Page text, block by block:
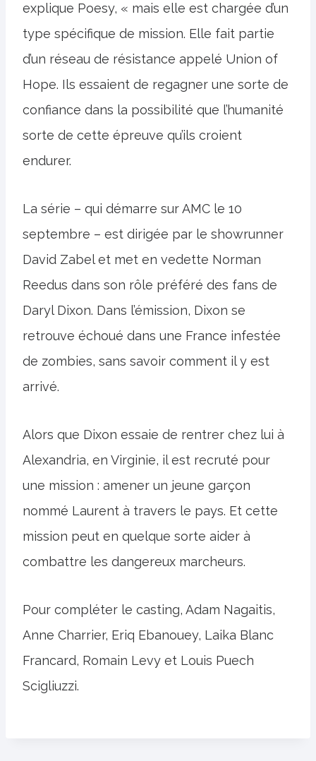
explique Poesy, « mais elle est chargée d’un
type spécifique de mission. Elle fait partie
d’un réseau de résistance appelé Union of
Hope. Ils essaient de regagner une sorte de
confiance dans la possibilité que l’humanité
sorte de cette épreuve qu’ils croient
endurer.
La série – qui démarre sur AMC le 10
septembre – est dirigée par le showrunner
David Zabel et met en vedette Norman
Reedus dans son rôle préféré des fans de
Daryl Dixon. Dans l’émission, Dixon se
retrouve échoué dans une France infestée
de zombies, sans savoir comment il y est
arrivé.
Alors que Dixon essaie de rentrer chez lui à
Alexandria, en Virginie, il est recruté pour
une mission : amener un jeune garçon
nommé Laurent à travers le pays. Et cette
mission peut en quelque sorte aider à
combattre les dangereux marcheurs.
Pour compléter le casting, Adam Nagaitis,
Anne Charrier, Eriq Ebanouey, Laika Blanc
Francard, Romain Levy et Louis Puech
Scigliuzzi.